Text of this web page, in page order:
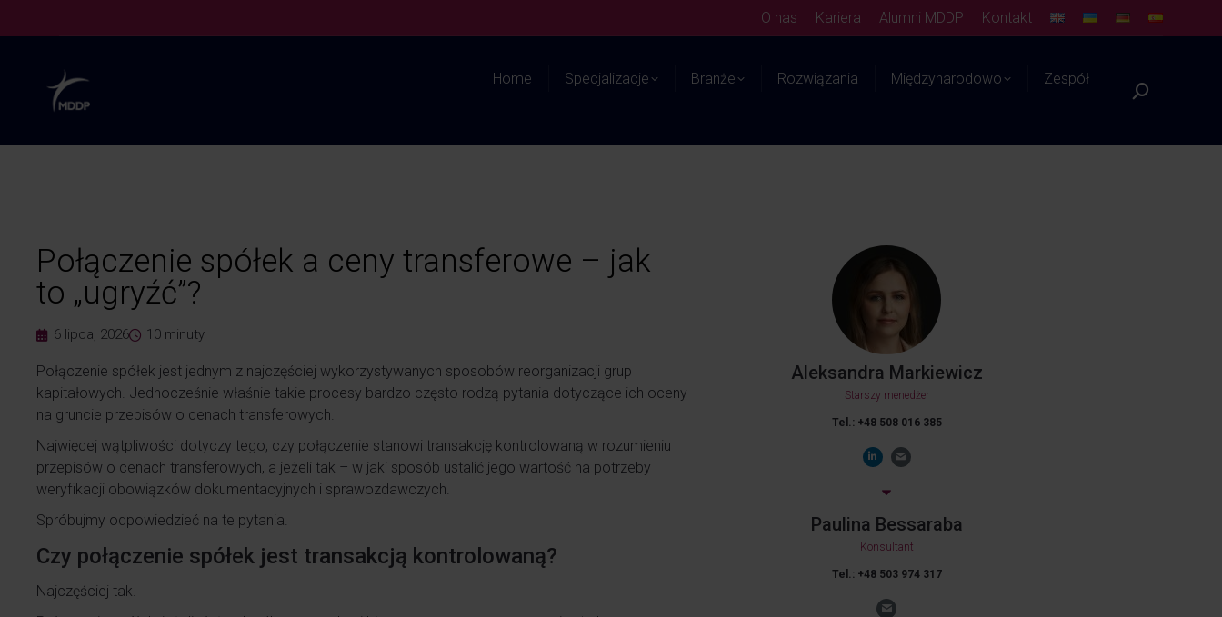
O nas Kariera Alumni MDDP Kontakt
Home Specjalizacje Branże Rozwiązania Międzynarodowo Zespół
Połączenie spółek a ceny transferowe – jak
to „ugryźć”?
6 lipca, 2026 10 minuty
Połączenie spółek jest jednym z najczęściej wykorzystywanych sposobów reorganizacji grup
kapitałowych. Jednocześnie właśnie takie procesy bardzo często rodzą pytania dotyczące ich oceny
na gruncie przepisów o cenach transferowych.
Najwięcej wątpliwości dotyczy tego, czy połączenie stanowi transakcję kontrolowaną w rozumieniu
przepisów o cenach transferowych, a jeżeli tak – w jaki sposób ustalić jego wartość na potrzeby
weryfikacji obowiązków dokumentacyjnych i sprawozdawczych.
Spróbujmy odpowiedzieć na te pytania.
Czy połączenie spółek jest transakcją kontrolowaną?
Najczęściej tak.
Aleksandra Markiewicz
Starszy menedżer
Tel.: +48 508 016 385
Paulina Bessaraba
Konsultant
Tel.: +48 503 974 317